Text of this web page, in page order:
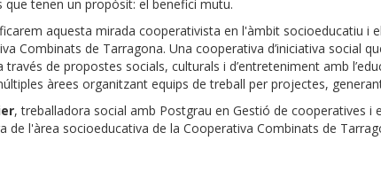
tenen un propòsit: el benefici mutu.
aquesta mirada cooperativista en l'àmbit socioeducatiu i
Combinats de Tarragona. Una cooperativa d’iniciativa social
de propostes socials, culturals i d’entreteniment amb
àrees organitzant equips de treball per projectes,
, treballadora social amb Postgrau en Gestió de cooperatives i
de l'àrea socioeducativa de la Cooperativa Combinats de